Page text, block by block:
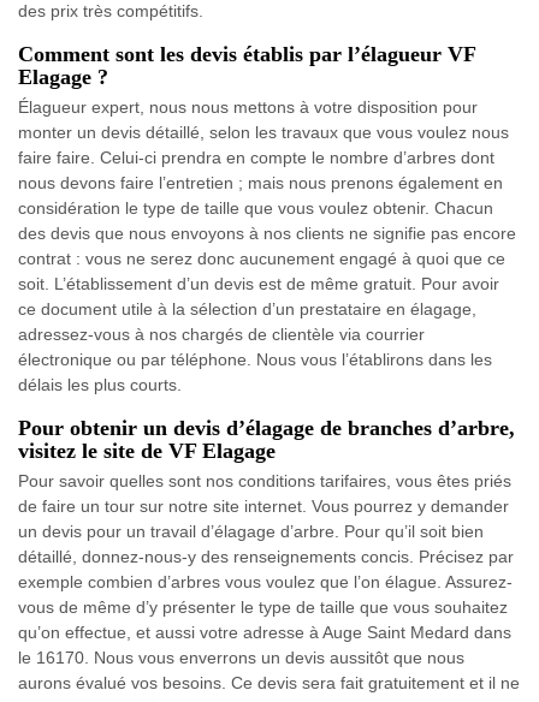
des prix très compétitifs.
Comment sont les devis établis par l’élagueur VF
Elagage ?
Élagueur expert, nous nous mettons à votre disposition pour
monter un devis détaillé, selon les travaux que vous voulez nous
faire faire. Celui-ci prendra en compte le nombre d’arbres dont
nous devons faire l’entretien ; mais nous prenons également en
considération le type de taille que vous voulez obtenir. Chacun
des devis que nous envoyons à nos clients ne signifie pas encore
contrat : vous ne serez donc aucunement engagé à quoi que ce
soit. L’établissement d’un devis est de même gratuit. Pour avoir
ce document utile à la sélection d’un prestataire en élagage,
adressez-vous à nos chargés de clientèle via courrier
électronique ou par téléphone. Nous vous l’établirons dans les
délais les plus courts.
Pour obtenir un devis d’élagage de branches d’arbre,
visitez le site de VF Elagage
Pour savoir quelles sont nos conditions tarifaires, vous êtes priés
de faire un tour sur notre site internet. Vous pourrez y demander
un devis pour un travail d’élagage d’arbre. Pour qu’il soit bien
détaillé, donnez-nous-y des renseignements concis. Précisez par
exemple combien d’arbres vous voulez que l’on élague. Assurez-
vous de même d’y présenter le type de taille que vous souhaitez
qu’on effectue, et aussi votre adresse à Auge Saint Medard dans
le 16170. Nous vous enverrons un devis aussitôt que nous
aurons évalué vos besoins. Ce devis sera fait gratuitement et il ne